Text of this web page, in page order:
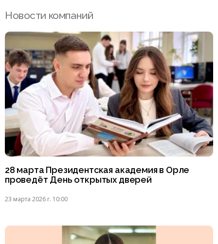
Новости компаний
28 марта Президентская академия в Орле
проведёт День открытых дверей
23 марта 2026 г. 10:00